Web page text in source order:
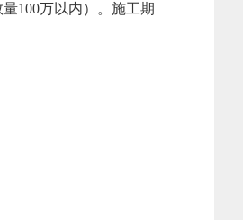
100万以内）。施工期